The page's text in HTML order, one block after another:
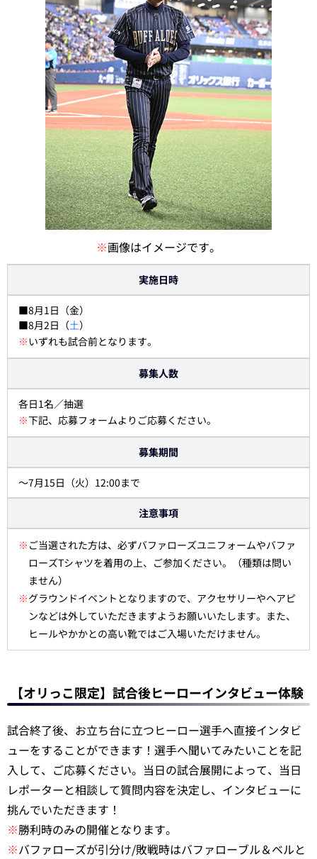
※画像はイメージです。
実施日時
■8月1日（金）
■8月2日（土）
※いずれも試合前となります。
募集人数
各日1名／抽選
※下記、応募フォームよりご応募ください。
募集期間
～7月15日（火）12:00まで
注意事項
※ ご当選された方は、必ずバファローズユニフォームやバファ
ローズTシャツを着用の上、ご参加ください。（種類は問い
ません）
※グラウンドイベントとなりますので、アクセサリーやヘアピ
ンなどは外していただきますようお願いいたします。また、
ヒールやかかとの高い靴ではご入場いただけません。
【オリっこ限定】試合後ヒーローインタビュー体験
試合終了後、お立ち台に立つヒーロー選手へ直接インタビ
ューをすることができます！選手へ聞いてみたいことを記
入して、ご応募ください。当日の試合展開によって、当日
レポーターと相談して質問内容を決定し、インタビューに
挑んでいただきます！
※勝利時のみの開催となります。
※バファローズが引分け/敗戦時はバファローブル＆ベルと